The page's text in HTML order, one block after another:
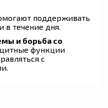
поддерживать
в течение дня.
и борьба со
функции
с